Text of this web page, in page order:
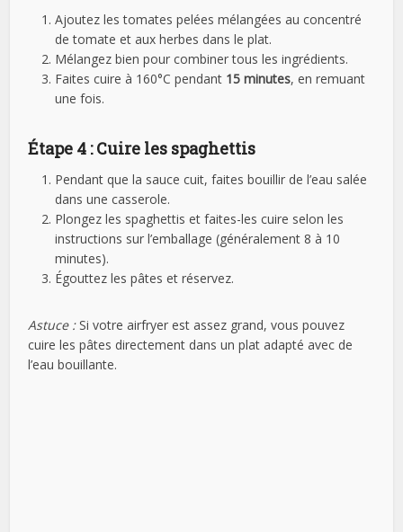
Ajoutez les tomates pelées mélangées au concentré
de tomate et aux herbes dans le plat.
Mélangez bien pour combiner tous les ingrédients.
Faites cuire à 160°C pendant 15 minutes, en remuant
une fois.
Étape 4 : Cuire les spaghettis
Pendant que la sauce cuit, faites bouillir de l’eau salée
dans une casserole.
Plongez les spaghettis et faites-les cuire selon les
instructions sur l’emballage (généralement 8 à 10
minutes).
Égouttez les pâtes et réservez.
Astuce :Si votre airfryer est assez grand, vous pouvez
cuire les pâtes directement dans un plat adapté avec de
l’eau bouillante.